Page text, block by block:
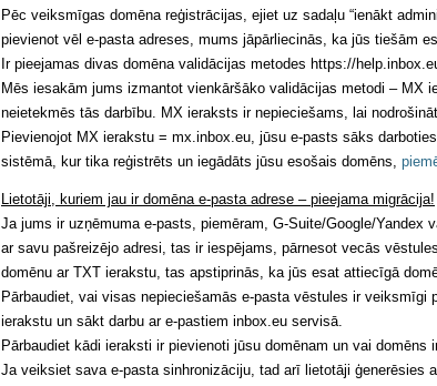
Pēc veiksmīgas domēna reģistrācijas, ejiet uz sadaļu “ienākt
pievienot vēl e-pasta adreses, mums jāpārliecinās, ka jūs tiešām
Ir pieejamas divas domēna validācijas metodes https://
Mēs iesakām jums izmantot vienkāršāko validācijas metodi –
neietekmēs tās darbību. MX ieraksts ir nepieciešams, lai
Pievienojot MX ierakstu = mx.inbox.eu, jūsu e-pasts sāks
sistēmā, kur tika reģistrēts un iegādāts jūsu esošais domēns,
Lietotāji, kuriem jau ir domēna e-pasta adrese – pieejama migrācija!
Ja jums ir uzņēmuma e-pasts, piemēram, G-Suite/Google/
ar savu pašreizējo adresi, tas ir iespējams, pārnesot vecās
domēnu ar TXT ierakstu, tas apstiprinās, ka jūs esat attiecīgā
Pārbaudiet, vai visas nepieciešamās e-pasta vēstules ir
ierakstu un sākt darbu ar e-pastiem inbox.eu servisā.
Pārbaudiet kādi ieraksti ir pievienoti jūsu domēnam un vai domēns
Ja veiksiet sava e-pasta sinhronizāciju, tad arī lietotāji ģenerēsies